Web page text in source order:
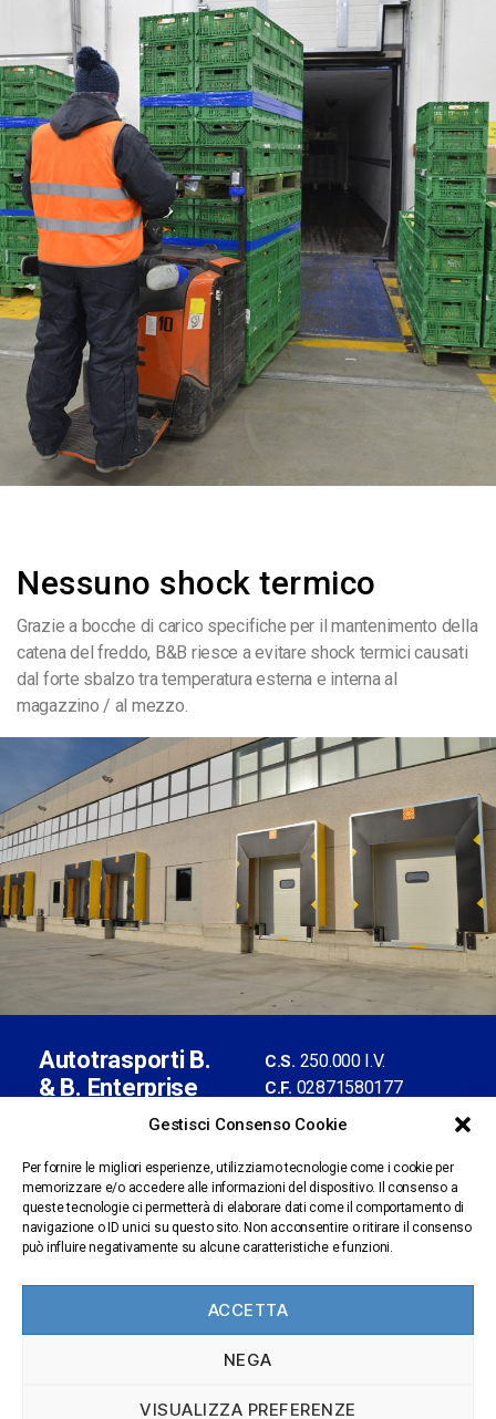
Gestisci Consenso Cookie
Per fornire le migliori esperienze, utilizziamo tecnologie come i cookie per
memorizzare e/o accedere alle informazioni del dispositivo. Il consenso a
queste tecnologie ci permetterà di elaborare dati come il comportamento di
navigazione o ID unici su questo sito. Non acconsentire o ritirare il consenso
può influire negativamente su alcune caratteristiche e funzioni.
ACCETTA
NEGA
VISUALIZZA PREFERENZE
Nessuno shock termico
Grazie a bocche di carico specifiche per il mantenimento della
catena del freddo, B&B riesce a evitare shock termici causati
dal forte sbalzo tra temperatura esterna e interna al
magazzino / al mezzo.
Autotrasporti B.
& B. Enterprise
S.r.l. con socio
Sede legale:
via Artigianale, 61 -
25025 Manerbio (BS)
C.S. 250.000 I.V.
C.F. 02871580177
P.IVA02376900961
Iscrizione Albo
Autotrasportin.BS
1309601/X
amministrazione@pec.b
personale@pec.bbenter
Segnalazioni
Privacy policy